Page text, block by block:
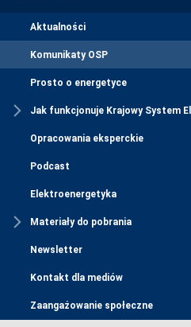
Aktualności
Komunikaty OSP
Prosto o energetyce
Jak funkcjonuje Krajowy System
Opracowania eksperckie
Podcast
Elektroenergetyka
Materiały do pobrania
Newsletter
Kontakt dla mediów
Zaangażowanie społeczne